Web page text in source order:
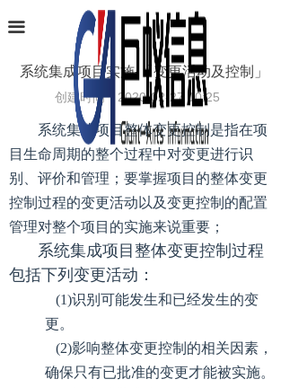
끀
首页
业务范围
软件产品
项目案例
条码识别
新闻中心
关于巨蚁
联系我们
系统集成项目实施-「变更活动及控制」
创建时间： 2020-02-27 10:25
系统集成项目整体变更控制是指在项
目生命周期的整个过程中对变更进行识
别、评价和管理；要掌握项目的整体变更
控制过程的变更活动以及变更控制的配置
管理对整个项目的实施来说重要；
系统集成项目整体变更控制过程
包括下列变更活动：
(1)识别可能发生和已经发生的变
更。
(2)影响整体变更控制的相关因素，
确保只有已批准的变更才能被实施。